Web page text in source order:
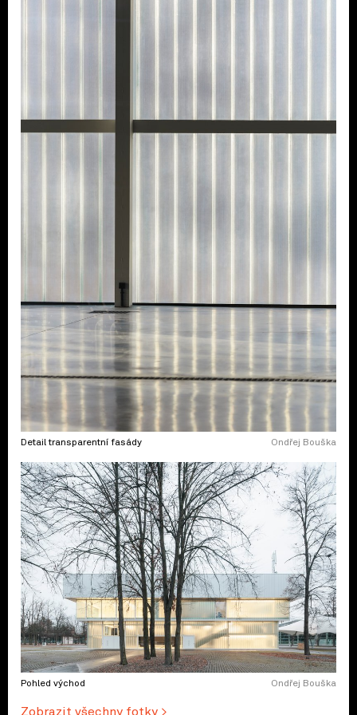
Detail transparentní fasády Ondřej Bouška
Pohled východ Ondřej Bouška
Zobrazit všechny fotky >